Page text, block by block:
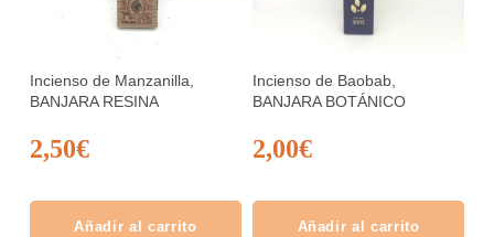
Incienso de Manzanilla,
BANJARA RESINA
2,50€
Añadir al carrito
Incienso de Baobab,
BANJARA BOTÁNICO
2,00€
Añadir al carrito